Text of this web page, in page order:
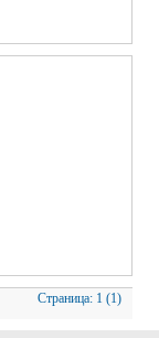
Страница: 1 (1)